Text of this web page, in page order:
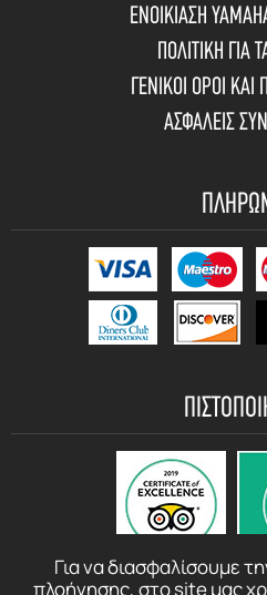
Για να διασφαλίσουμε
πλοήγησης, στο site μας
ΕΝΟΙΚΙΑΣΗ
ΠΟΛΙΤΙΚΗ ΓΙΑ
ΓΕΝΙΚΟΙ ΟΡΟΙ ΚΑΙ
ΑΣΦΑΛΕΙΣ